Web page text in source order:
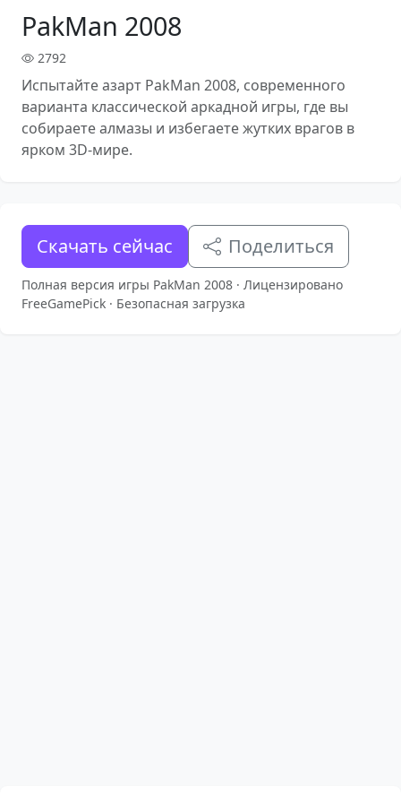
PakMan 2008
2792
Испытайте азарт PakMan 2008, современного
варианта классической аркадной игры, где вы
собираете алмазы и избегаете жутких врагов в
ярком 3D-мире.
Скачать сейчас Поделиться
Полная версия игры PakMan 2008 · Лицензировано
FreeGamePick · Безопасная загрузка